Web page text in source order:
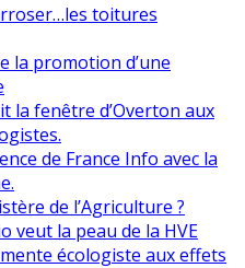
toitures
la promotion d’une
la fenêtre d’Overton aux
de France Info avec la
de l’Agriculture ?
veut la peau de la HVE
écologiste aux effets